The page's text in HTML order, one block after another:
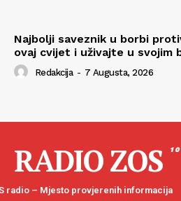
Najbolji saveznik u borbi
ovaj cvijet i uživajte u svojim
Redakcija - 7 Augusta, 2026
RADIO ZOS
radio – Mjesto provjerenih informacija